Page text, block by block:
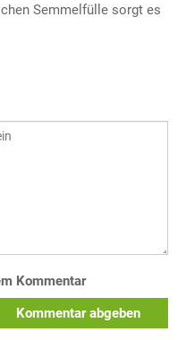
Semmelfülle sorgt es
Kommentar
Kommentar abgeben